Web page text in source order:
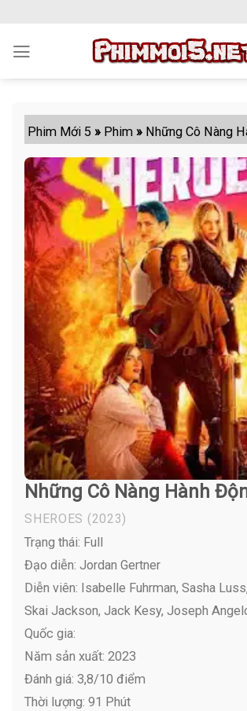
content
Phim Mới 5 » Phim » Những Cô Nàng
Những Cô Nàng Hành
SHEROES (2023)
Trạng thái: Full
Đạo diễn: Jordan Gertner
Diễn viên: Isabelle Fuhrman, Sasha
Skai Jackson, Jack Kesy, Joseph
Quốc gia:
Năm sản xuất: 2023
Đánh giá: 3,8/10 điểm
Thời lượng: 91 Phút